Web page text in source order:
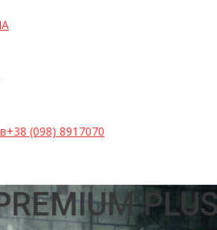
+38 (098) 8917070